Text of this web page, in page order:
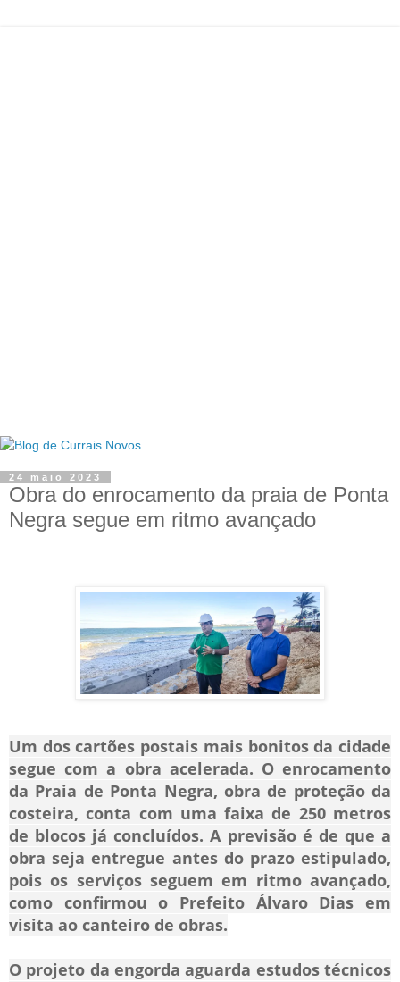
24 maio 2023
Obra do enrocamento da praia de Ponta
Negra segue em ritmo avançado
Um dos cartões postais mais bonitos da cidade
segue com a obra acelerada. O enrocamento
da Praia de Ponta Negra, obra de proteção da
costeira, conta com uma faixa de 250 metros
de blocos já concluídos. A previsão é de que a
obra seja entregue antes do prazo estipulado,
pois os serviços seguem em ritmo avançado,
como confirmou o Prefeito Álvaro Dias em
visita ao canteiro de obras.
O projeto da engorda aguarda estudos técnicos